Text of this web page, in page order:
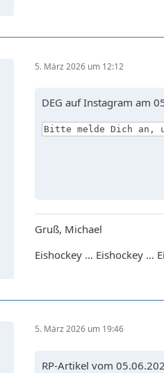
5. März 2026 um 12:12
DEG auf Instagram am
Bitte melde Dich an,
Gruß, Michael
Eishockey … Eishockey …
5. März 2026 um 19:46
RP-Artikel vom